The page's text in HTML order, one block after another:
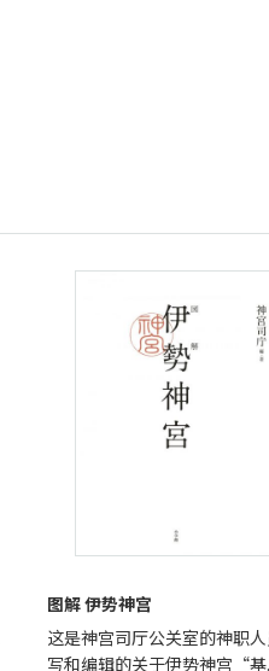
图解 伊势神宫
这是神宫司厅公关室的神职
写和编辑的关于伊势神宫“基